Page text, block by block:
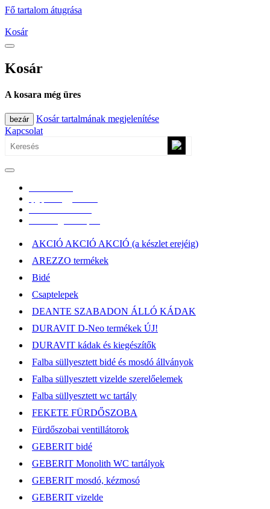
Fő tartalom átugrása
Kosár
Kosár
A kosara még üres
bezár
Kosár tartalmának megjelenítése
Kapcsolat
AKCIÓ AKCIÓ AKCIÓ (a készlet erejéig)
AREZZO termékek
Bidé
Csaptelepek
DEANTE SZABADON ÁLLÓ KÁDAK
DURAVIT D-Neo termékek ÚJ!
DURAVIT kádak és kiegészítők
Falba süllyesztett bidé és mosdó állványok
Falba süllyesztett vizelde szerelőelemek
Falba süllyesztett wc tartály
FEKETE FÜRDŐSZOBA
Fürdőszobai ventillátorok
GEBERIT bidé
GEBERIT Monolith WC tartályok
GEBERIT mosdó, kézmosó
GEBERIT vizelde